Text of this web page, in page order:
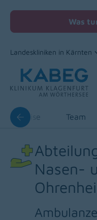
Zum Inhalt
Was
Landeskliniken in Kärnten
Expertise Team
Nasen-